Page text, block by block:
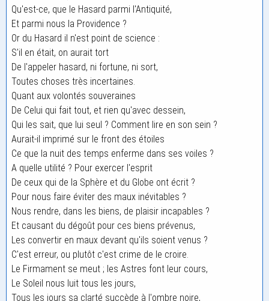
Qu'est-ce, que le Hasard parmi l'Antiquité,
Et parmi nous la Providence ?
Or du Hasard il n'est point de science :
S'il en était, on aurait tort
De l'appeler hasard, ni fortune, ni sort,
Toutes choses très incertaines.
Quant aux volontés souveraines
De Celui qui fait tout, et rien qu'avec dessein,
Qui les sait, que lui seul ? Comment lire en son sein ?
Aurait-il imprimé sur le front des étoiles
Ce que la nuit des temps enferme dans ses voiles ?
A quelle utilité ? Pour exercer l'esprit
De ceux qui de la Sphère et du Globe ont écrit ?
Pour nous faire éviter des maux inévitables ?
Nous rendre, dans les biens, de plaisir incapables ?
Et causant du dégoût pour ces biens prévenus,
Les convertir en maux devant qu'ils soient venus ?
C'est erreur, ou plutôt c'est crime de le croire.
Le Firmament se meut ; les Astres font leur cours,
Le Soleil nous luit tous les jours,
Tous les jours sa clarté succède à l'ombre noire,